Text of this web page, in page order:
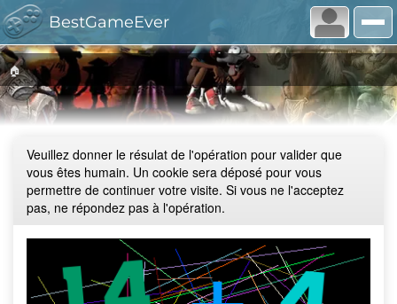
BestGameEver
🏠
Veuillez donner le résulat de l'opération pour valider que
vous êtes humain. Un cookie sera déposé pour vous
permettre de continuer votre visite. Si vous ne l'acceptez
pas, ne répondez pas à l'opération.